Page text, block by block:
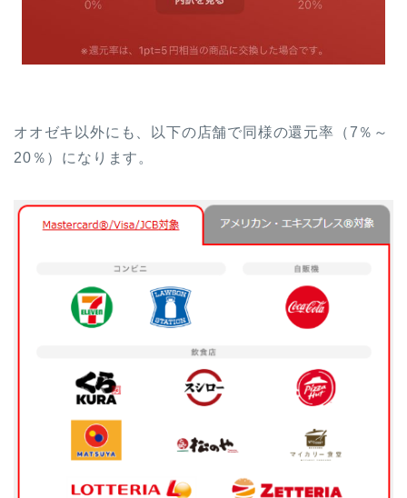
オオゼキ以外にも、以下の店舗で同様の還元率（7％～
20％）になります。